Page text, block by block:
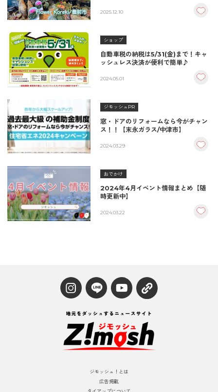
2025.12.10
ショップ
自動車税の納税は5/31(金)まで！キャ
ッシュレス決済が便利で簡単♪
2024.05.01
ジモッシュPR
窓・ドアのリフォームなら今がチャン
ス！！【末永ガラス/中津市】
2024.03.29
おでかけ
2024年4月イベント情報まとめ【随
時更新中】
2024.03.22
ジモッシュ！とは
広告掲載